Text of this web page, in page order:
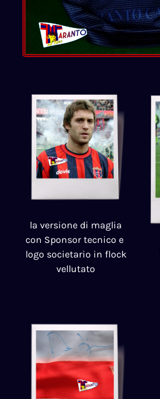
la versione di maglia
con Sponsor tecnico e
logo societario in flock
vellutato